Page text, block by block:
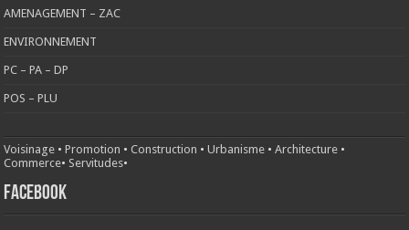
AMENAGEMENT – ZAC
ENVIRONNEMENT
PC – PA – DP
POS – PLU
Voisinage •Promotion •Construction •Urbanisme •Architecture •
Commerce• Servitudes•
FACEBOOK